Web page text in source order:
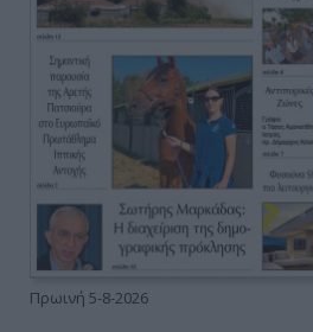
Πρωινή 5-8-2026